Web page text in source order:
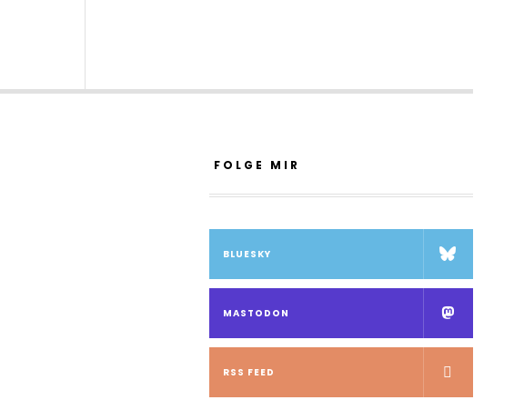
FOLGE MIR
BLUESKY
MASTODON
RSS FEED